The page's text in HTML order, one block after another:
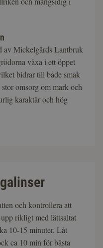
av Mickelgårds Lantbruk
växa i ett öppet
bidrar till både smak
omsorg om mark och
karaktär och hög
och kontrollera att
rikligt med lättsaltat
10-15 minuter. Låt
ca 10 min för bästa